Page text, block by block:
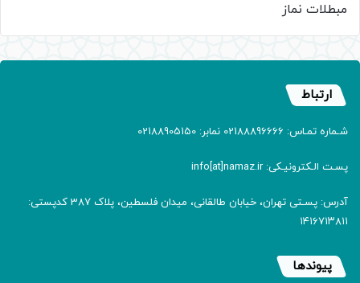
مبطلات نماز
ارتباط
شـماره تمـاس: 02188896666 نمابر: 02188905150
پسـت الـکترونیـکی: info[at]namaz.ir
آدرس: پسـتی تهران، خیابان طالقانی، میدان فلسطین، پلاک 387 کدپستی:
۱۴۱۶۷۱۳۸۱۱
پیوندها